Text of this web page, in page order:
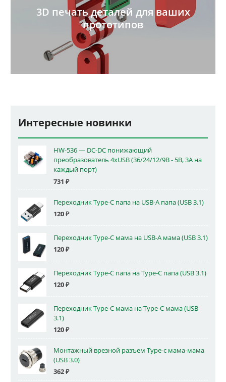
3D печать деталей для ваших
прототипов
Интересные новинки
HW-536 — DC-DC понижающий
преобразователь 4xUSB (36/24/12/9В - 5В, 3А на
каждый порт)
731 ₽
Переходник Type-C папа на USB-A папа (USB 3.1)
120₽
Переходник Type-C мама на USB-A мама (USB 3.1)
120₽
Переходник Type-C папа на Type-C папа (USB 3.1)
120₽
Переходник Type-C мама на Type-C мама (USB
3.1)
120₽
Монтажный врезной разъем Type-c мама-мама
(USB 3.0)
362₽